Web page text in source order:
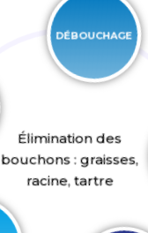
DÉBOUCHAGE
Élimination des
bouchons : graisses,
racine, tartre